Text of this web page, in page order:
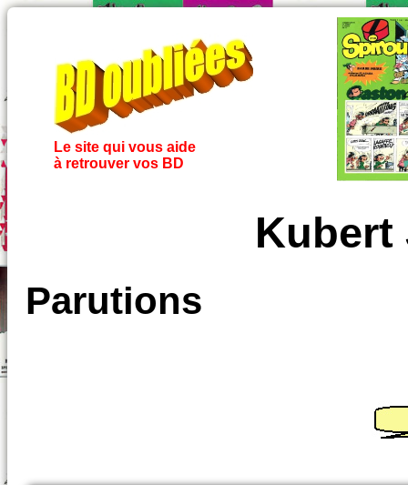
Le site qui vous aide
à retrouver vos BD
Kubert
Parutions